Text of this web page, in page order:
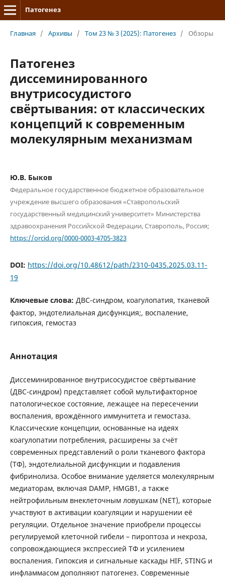
Патогенез
Главная / Архивы / Том 23 № 3 (2025): Патогенез / Обзоры
Патогенез
диссеминированного
внутрисосудистого
свёртывания: от классических
концепций к современным
молекулярным механизмам
Ю.В. Быков
Федеральное государственное бюджетное образовательное
учреждение высшего образования «Ставропольский
государственный медицинский университет» Министерства
здравоохранения Российской Федерации, Ставрополь, Россия;
https://orcid.org/0000-0003-4705-3823
DOI: https://doi.org/10.48612/path/2310-0435.2025.03.11-
19
Ключевые слова: ДВС-синдром, коагулопатия, тканевой
фактор, эндотелиальная дисфункция;, воспаление,
гипоксия, гемостаз
Аннотация
Диссеминированное внутрисосудистое свёртывание
(ДВС-синдром) представляет собой мультифакторное
патологическое состояние, лежащее на пересечении
воспаления, врождённого иммунитета и гемостаза.
Классические концепции, основанные на идеях
коагулопатии потребления, расширены за счёт
современных представлений о роли тканевого фактора
(ТФ), эндотелиальной дисфункции и подавления
фибринолиза. Особое внимание уделяется молекулярным
медиаторам, включая DAMP, HMGB1, а также
нейтрофильным внеклеточным ловушкам (NET), которые
участвуют в активации коагуляции и нарушении её
регуляции. Отдельное значение приобрели процессы
регулируемой клеточной гибели – пироптоза и некроза,
сопровождающиеся экспрессией ТФ и усилением
воспаления. Гипоксия и сигнальные каскады HIF, STING и
инфламмасом дополняют патогенез. Современные